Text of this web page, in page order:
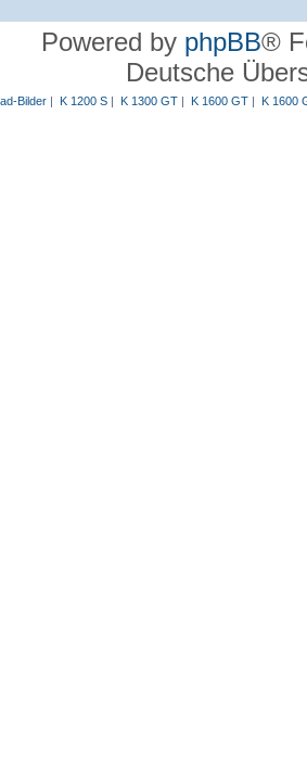
Powered by phpBB®
Deutsche
Bilder| K 1200 S| K 1300 GT| K 1600 GT| K 1600